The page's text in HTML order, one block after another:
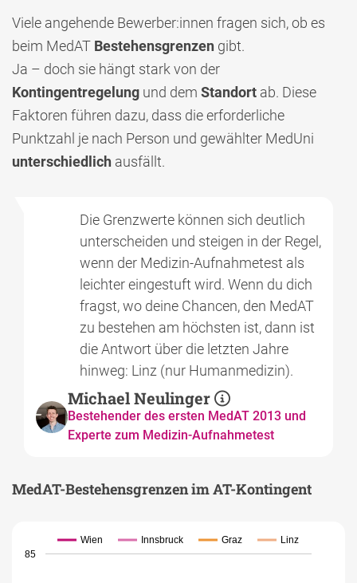
Viele angehende Bewerber:innen fragen sich, ob es
beim MedAT Bestehensgrenzen gibt.
Ja – doch sie hängt stark von der
Kontingentregelung und dem Standort ab. Diese
Faktoren führen dazu, dass die erforderliche
Punktzahl je nach Person und gewählter MedUni
unterschiedlich ausfällt.
Michael Neulinger
Bestehender des ersten MedAT 2013 und
Experte zum Medizin-Aufnahmetest
Die Grenzwerte können sich deutlich
unterscheiden und steigen in der Regel,
wenn der Medizin-Aufnahmetest als
leichter eingestuft wird. Wenn du dich
fragst, wo deine Chancen, den MedAT
zu bestehen am höchsten ist, dann ist
die Antwort über die letzten Jahre
hinweg: Linz (nur Humanmedizin).
MedAT-Bestehensgrenzen im AT-Kontingent
Wien Innsbruck Graz Linz
85